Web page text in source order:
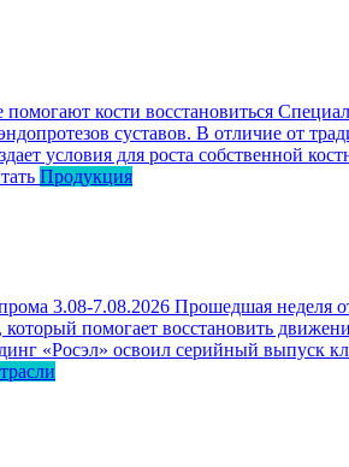
кости восстановиться
суставов. В отличие от
условия для роста собственной
Продукция
3.08-7.08.2026 Прошедшая неделя
который помогает восстановить
«Росэл» освоил серийный выпуск